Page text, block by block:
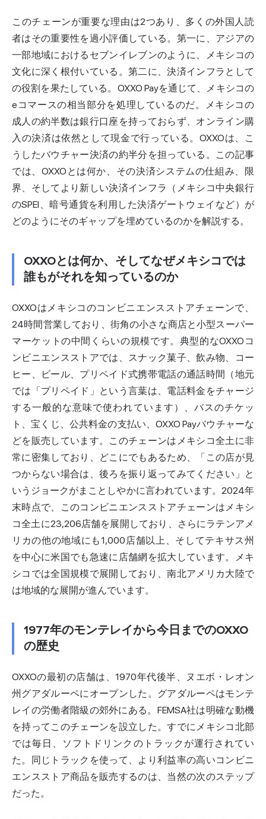
このチェーンが重要な理由は2つあり、多くの外国人読
者はその重要性を過小評価している。第一に、アジアの
一部地域におけるセブンイレブンのように、メキシコの
文化に深く根付いている。第二に、決済インフラとして
の役割を果たしている。OXXO Payを通じて、メキシコの
eコマースの相当部分を処理しているのだ。メキシコの
成人の約半数は銀行口座を持っておらず、 オンライン購
入の決済は依然として現金で行っている。OXXOは、こ
うしたバウチャー決済の約半分を担っている。この記事
では、OXXOとは何か、その決済システムの仕組み、限
界、そしてより新しい決済インフラ（メキシコ中央銀行
のSPEI、暗号通貨を利用した決済ゲートウェイなど）が
どのようにそのギャップを埋めているのかを解説する。
OXXOとは何か、そしてなぜメキシコでは
誰もがそれを知っているのか
OXXOはメキシコのコンビニエンスストアチェーンで、
24時間営業しており、街角の小さな商店と小型スーパー
マーケットの中間くらいの規模です。典型的なOXXOコ
ンビニエンスストアでは、スナック菓子、飲み物、コー
ヒー、ビール、プリペイド式携帯電話の通話時間（地元
では「プリペイド」という言葉は、電話料金をチャージ
する一般的な意味で使われています）、バスのチケッ
ト、宝くじ、公共料金の支払い、OXXO Payバウチャーな
どを販売しています。このチェーンはメキシコ全土に非
常に密集しており、どこにでもあるため、「この店が見
つからない場合は、後ろを振り返ってみてください」と
いうジョークがまことしやかに言われています。2024年
末時点で、このコンビニエンスストアチェーンはメキシ
コ全土に23,206店舗を展開しており、さらにラテンアメ
リカの他の地域にも1,000店舗以上、そしてテキサス州
を中心に米国でも急速に店舗網を拡大しています。メキ
シコでは全国規模で展開しており、南北アメリカ大陸で
は地域的な展開が進んでいます。
1977年のモンテレイから今日までのOXXO
の歴史
OXXOの最初の店舗は、1970年代後半、ヌエボ・レオン
州グアダルーペにオープンした。グアダルーペはモンテ
レイの労働者階級の郊外にある。FEMSA社は明確な動機
を持ってこのチェーンを設立した。すでにメキシコ北部
では毎日、ソフトドリンクのトラックが運行されてい
た。同じトラックを使って、より利益率の高いコンビニ
エンスストア商品を販売するのは、当然の次のステップ
だった。